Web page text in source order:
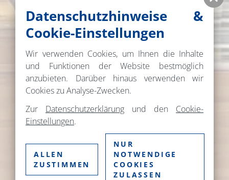
Datenschutzhinweise &
Cookie-Einstellungen
Wir verwenden Cookies, um Ihnen die Inhalte
und Funktionen der Website bestmöglich
anzubieten. Darüber hinaus verwenden wir
Cookies zu Analyse-Zwecken.
Zur Datenschutzerklärung und den Cookie-
Einstellungen.
ALLEN
ZUSTIMMEN
NUR
NOTWENDIGE
COOKIES
ZULASSEN